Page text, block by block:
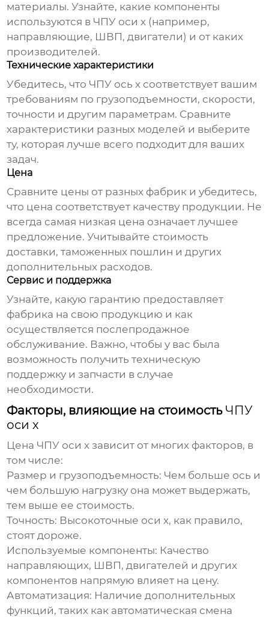
материалы. Узнайте, какие компоненты
используются в ЧПУ оси х (например,
направляющие, ШВП, двигатели) и от каких
производителей.
Технические характеристики
Убедитесь, что ЧПУ ось х соответствует вашим
требованиям по грузоподъемности, скорости,
точности и другим параметрам. Сравните
характеристики разных моделей и выберите
ту, которая лучше всего подходит для ваших
задач.
Цена
Сравните цены от разных фабрик и убедитесь,
что цена соответствует качеству продукции. Не
всегда самая низкая цена означает лучшее
предложение. Учитывайте стоимость
доставки, таможенных пошлин и других
дополнительных расходов.
Сервис и поддержка
Узнайте, какую гарантию предоставляет
фабрика на свою продукцию и как
осуществляется послепродажное
обслуживание. Важно, чтобы у вас была
возможность получить техническую
поддержку и запчасти в случае
необходимости.
Факторы, влияющие на стоимость ЧПУ
оси х
Цена ЧПУ оси х зависит от многих факторов, в
том числе:
Размер и грузоподъемность: Чем больше ось и
чем большую нагрузку она может выдержать,
тем выше ее стоимость.
Точность: Высокоточные оси х, как правило,
стоят дороже.
Используемые компоненты: Качество
направляющих, ШВП, двигателей и других
компонентов напрямую влияет на цену.
Автоматизация: Наличие дополнительных
функций, таких как автоматическая смена